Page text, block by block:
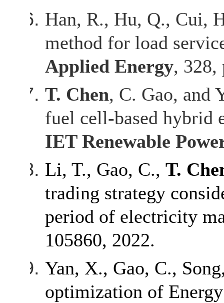
Han, R., Hu, Q., Cui,
method for load
Applied Energy, 328,
T. Chen, C. Gao, and
fuel cell‐based hybrid
IET Renewable
Li, T., Gao, C., T.
trading strategy
period of electricity
105860, 2022.
Yan, X., Gao, C.,
optimization of